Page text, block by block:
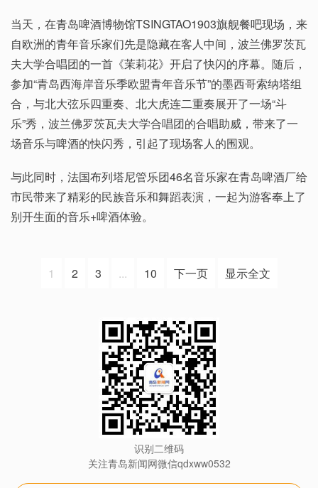
当天，在青岛啤酒博物馆TSINGTAO1903旗舰餐吧现场，来
自欧洲的青年音乐家们先是隐藏在客人中间，波兰佛罗茨瓦
夫大学合唱团的一首《茉莉花》开启了快闪的序幕。随后，
参加“青岛西海岸音乐季欧盟青年音乐节”的墨西哥索纳塔组
合，与北大弦乐四重奏、北大虎连二重奏展开了一场“斗
乐”秀，波兰佛罗茨瓦夫大学合唱团的合唱助威，带来了一
场音乐与啤酒的快闪秀，引起了现场客人的围观。
与此同时，法国布列塔尼管乐团46名音乐家在青岛啤酒厂给
市民带来了精彩的民族音乐和舞蹈表演，一起为游客奉上了
别开生面的音乐+啤酒体验。
1 2 3 ... 10 下一页 显示全文
识别二维码
关注青岛新闻网微信qdxww0532